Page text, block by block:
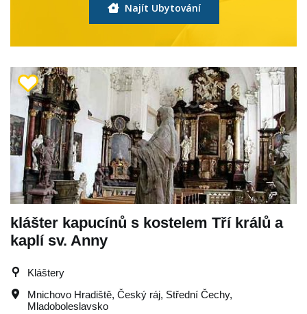
Najít Ubytování
klášter kapucínů s kostelem Tří králů a
kaplí sv. Anny
Kláštery
Mnichovo Hradiště, Český ráj, Střední Čechy,
Mladoboleslavsko